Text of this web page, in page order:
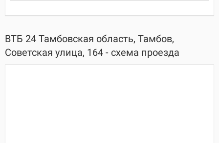
ВТБ 24 Тамбовская область, Тамбов,
Советская улица, 164 - схема проезда